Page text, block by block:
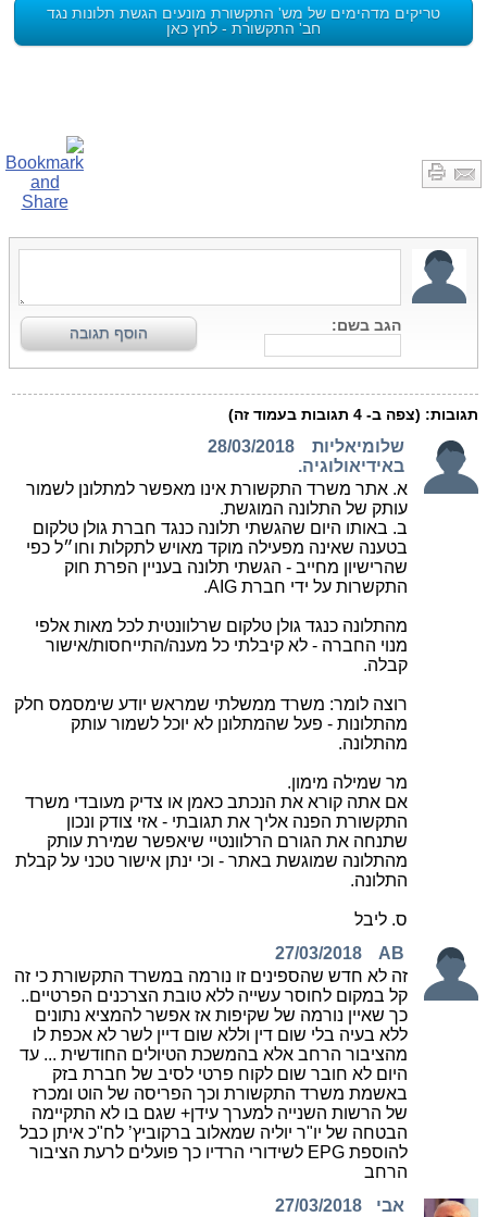
טריקים מדהימים של מש' התקשורת מונעים הגשת תלונות נגד
חב' התקשורת - לחץ כאן